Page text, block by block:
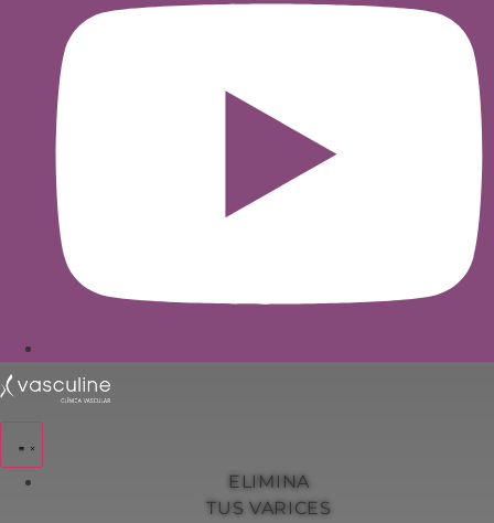
ELIMINA
TUS VARICES